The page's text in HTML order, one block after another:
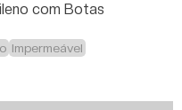
com Botas
Impermeável